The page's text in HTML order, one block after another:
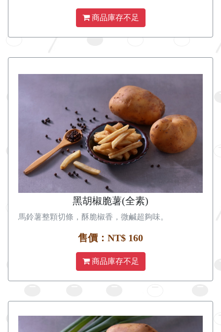
商品庫存不足
黑胡椒脆薯(全素)
馬鈴薯整顆切條，酥脆椒香，微鹹超夠味。
售價：NT$ 160
商品庫存不足